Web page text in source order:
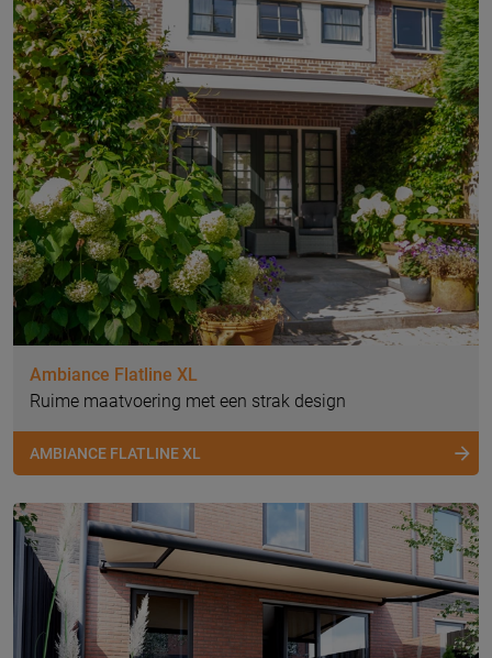
Ambiance Flatline XL
Ruime maatvoering met een strak design
AMBIANCE FLATLINE XL